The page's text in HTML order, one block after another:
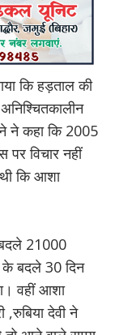
कि हड़ताल की
ने कहा कि 2005
विचार नहीं
कि आशा
21000
बदले 30 दिन
वहीं आशा
,रुबिया देवी ने